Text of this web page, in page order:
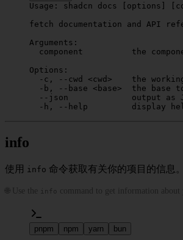
Usage:
shadcn docs
[options]
fetch documentation and API
Arguments:
  component
          the
Options:
  -c,
--cwd <cwd >
    the
  -b,
--base < bas e>
  the
base
  --json
             output
as
  -h,
--help
         display
info
使用 info 命令获取有关你的项目的信息。
🌐 Use the info command to get information about
pnpm npm yarn bun